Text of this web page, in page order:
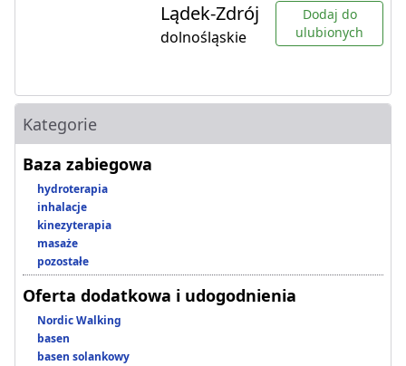
Lądek-Zdrój
dolnośląskie
Dodaj do
ulubionych
Kategorie
Baza zabiegowa
hydroterapia
inhalacje
kinezyterapia
masaże
pozostałe
Oferta dodatkowa i udogodnienia
Nordic Walking
basen
basen solankowy